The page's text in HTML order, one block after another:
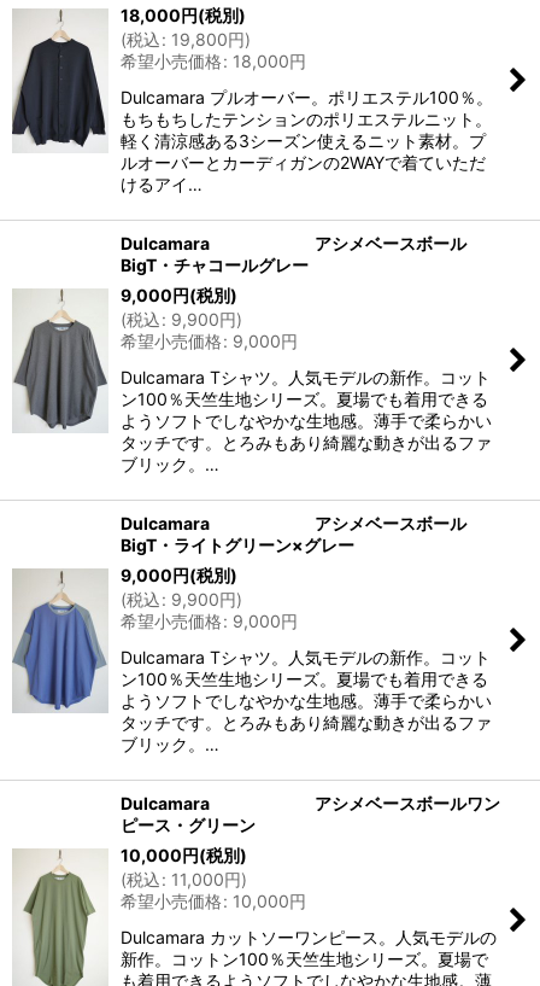
18,000円(税別)
(税込: 19,800円)
希望小売価格: 18,000円
Dulcamara プルオーバー。ポリエステル100％。
もちもちしたテンションのポリエステルニット。
軽く清涼感ある3シーズン使えるニット素材。プ
ルオーバーとカーディガンの2WAYで着ていただ
けるアイ…
Dulcamara アシメベースボール
BigT・チャコールグレー
9,000円(税別)
(税込: 9,900円)
希望小売価格: 9,000円
Dulcamara Tシャツ。人気モデルの新作。コット
ン100％天竺生地シリーズ。夏場でも着用できる
ようソフトでしなやかな生地感。薄手で柔らかい
タッチです。とろみもあり綺麗な動きが出るファ
ブリック。…
Dulcamara アシメベースボール
BigT・ライトグリーン×グレー
9,000円(税別)
(税込: 9,900円)
希望小売価格: 9,000円
Dulcamara Tシャツ。人気モデルの新作。コット
ン100％天竺生地シリーズ。夏場でも着用できる
ようソフトでしなやかな生地感。薄手で柔らかい
タッチです。とろみもあり綺麗な動きが出るファ
ブリック。…
Dulcamara アシメベースボールワン
ピース・グリーン
10,000円(税別)
(税込: 11,000円)
希望小売価格: 10,000円
Dulcamara カットソーワンピース。人気モデルの
新作。コットン100％天竺生地シリーズ。夏場で
も着用できるようソフトでしなやかな生地感。薄